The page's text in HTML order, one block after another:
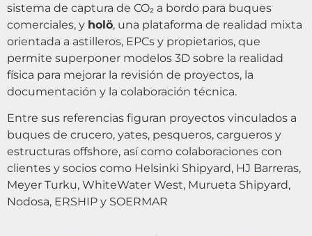
sistema de captura de CO₂ a bordo para buques
comerciales, y holö, una plataforma de realidad mixta
orientada a astilleros, EPCs y propietarios, que
permite superponer modelos 3D sobre la realidad
física para mejorar la revisión de proyectos, la
documentación y la colaboración técnica.
Entre sus referencias figuran proyectos vinculados a
buques de crucero, yates, pesqueros, cargueros y
estructuras offshore, así como colaboraciones con
clientes y socios como Helsinki Shipyard, HJ Barreras,
Meyer Turku, WhiteWater West, Murueta Shipyard,
Nodosa, ERSHIP y SOERMAR